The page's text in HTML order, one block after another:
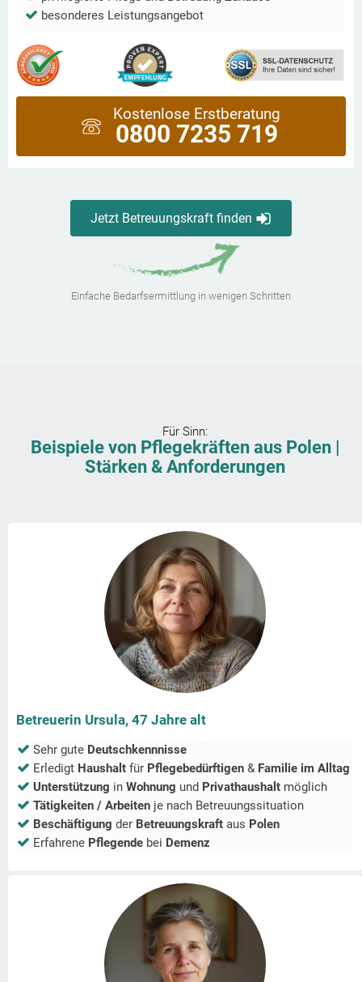
besonderes Leistungsangebot
Kostenlose Erstberatung
0800 7235 719
Jetzt Betreuungskraft finden
Einfache Bedarfsermittlung in wenigen Schritten
Für Sinn:
Beispiele von Pflegekräften aus Polen |
Stärken & Anforderungen
Betreuerin Ursula, 47 Jahre alt
Sehr gute Deutschkennnisse
Erledigt Haushalt für Pflegebedürftigen & Familie im Alltag
Unterstützung in Wohnung und Privathaushalt möglich
Tätigkeiten / Arbeiten je nach Betreuungssituation
Beschäftigung der Betreuungskraft aus Polen
Erfahrene Pflegende bei Demenz